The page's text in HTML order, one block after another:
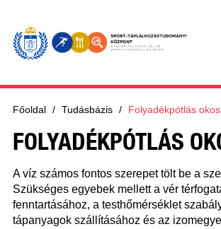
Főoldal Tudásbázis Folyadékpótlás
FOLYADÉKPÓTLÁS
A víz számos fontos szerepet tölt be a
Szükséges egyebek mellett a vér
fenntartásához, a testhőmérséklet
tápanyagok szállításához és az